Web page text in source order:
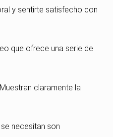
y sentirte satisfecho con
que ofrece una serie de
Muestran claramente la
necesitan son